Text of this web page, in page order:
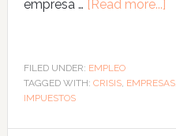
empresa … [Read more...]
FILED UNDER: EMPLEO
TAGGED WITH: CRISIS, EMPRESAS,
IMPUESTOS